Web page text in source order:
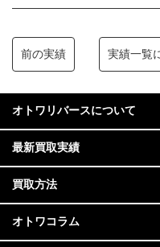
前の実績 実績一覧
オトワリバースについて
最新買取実績
買取方法
オトワコラム